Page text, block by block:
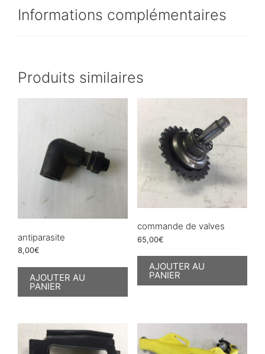
Informations complémentaires
Produits similaires
antiparasite
8,00€
AJOUTER AU
PANIER
commande de valves
65,00€
AJOUTER AU
PANIER